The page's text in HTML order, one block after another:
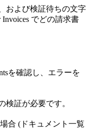
および検証待ちの文字
でどの請求書
を確認し、エラーを
検証が必要です。
合 (ドキュメント一覧